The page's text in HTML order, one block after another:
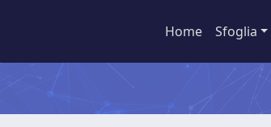
Home Sfoglia